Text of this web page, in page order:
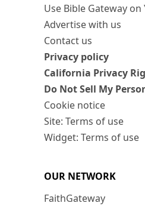
Use Bible Gateway on
Advertise with us
Contact us
Privacy policy
California Privacy
Do Not Sell My
Cookie notice
Site: Terms of use
Widget: Terms of use
OUR NETWORK
FaithGateway